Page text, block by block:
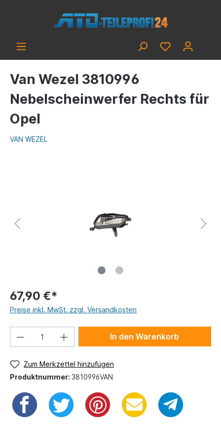
Van Wezel 3810996
Nebelscheinwerfer Rechts für
Opel
VAN WEZEL
67,90 €*
Preise inkl. MwSt. zzgl. Versandkosten
In den Warenkorb
Zum Merkzettel hinzufügen
Produktnummer: 3810996VAN